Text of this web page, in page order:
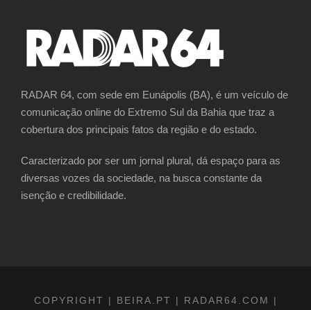
RADAR 64, com sede em Eunápolis (BA), é um veículo de
comunicação online do Extremo Sul da Bahia que traz a
cobertura dos principais fatos da região e do estado.
Caracterizado por ser um jornal plural, dá espaço para as
diversas vozes da sociedade, na busca constante da
isenção e credibilidade.
COPYRIGHT | BEIRA.PT | RADAR64.COM |